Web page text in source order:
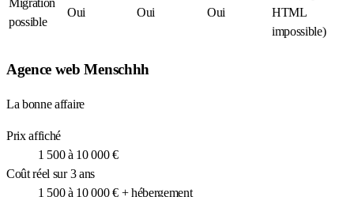
possible
Oui Oui Oui
HTML
impossible)
Agence web Menschhh
La bonne affaire
Prix affiché
1 500 à 10 000 €
Coût réel sur 3 ans
1 500 à 10 000 € + hébergement